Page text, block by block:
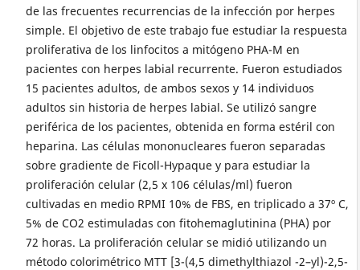
de las frecuentes recurrencias de la infección por herpes
simple. El objetivo de este trabajo fue estudiar la respuesta
proliferativa de los linfocitos a mitógeno PHA-M en
pacientes con herpes labial recurrente. Fueron estudiados
15 pacientes adultos, de ambos sexos y 14 individuos
adultos sin historia de herpes labial. Se utilizó sangre
periférica de los pacientes, obtenida en forma estéril con
heparina. Las células mononucleares fueron separadas
sobre gradiente de Ficoll-Hypaque y para estudiar la
proliferación celular (2,5 x 106 células/ml) fueron
cultivadas en medio RPMI 10% de FBS, en triplicado a 37º C,
5% de CO2 estimuladas con fitohemaglutinina (PHA) por
72 horas. La proliferación celular se midió utilizando un
método colorimétrico MTT [3-(4,5 dimethylthiazol -2–yl)-2,5-